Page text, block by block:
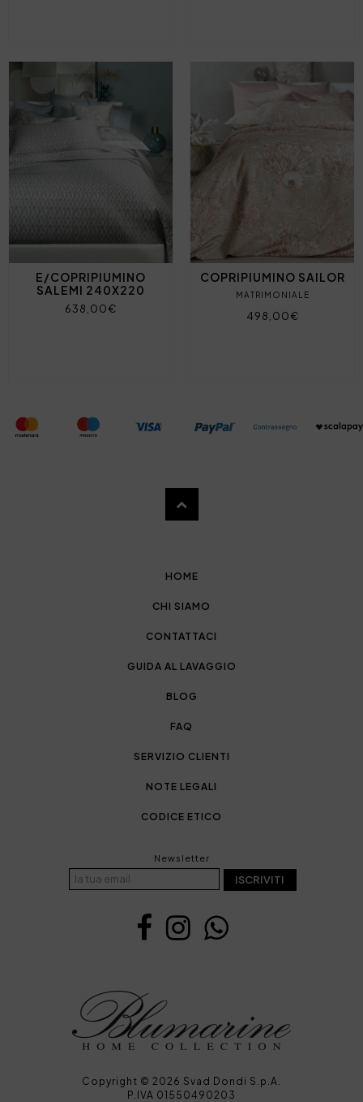
E/COPRIPIUMINO
SALEMI 240X220
638,00€
COPRIPIUMINO SAILOR
MATRIMONIALE
498,00€
HOME
CHI SIAMO
CONTATTACI
GUIDA AL LAVAGGIO
BLOG
FAQ
SERVIZIO CLIENTI
NOTE LEGALI
CODICE ETICO
Newsletter
ISCRIVITI
Copyright © 2026 Svad Dondi S.p.A.
P.IVA 01550490203